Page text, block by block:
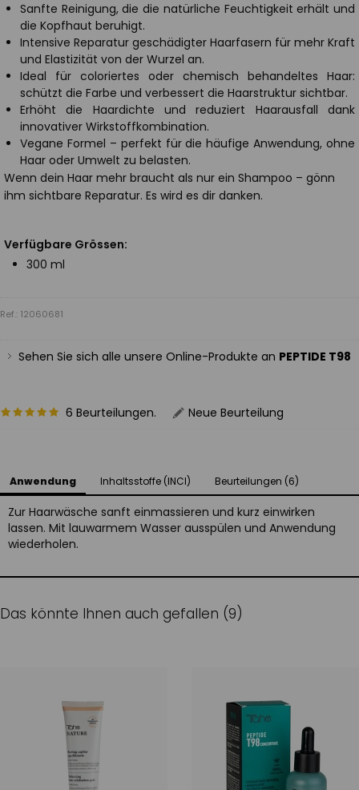
Sanfte Reinigung, die die natürliche Feuchtigkeit erhält und
die Kopfhaut beruhigt.
Intensive Reparatur geschädigter Haarfasern für mehr Kraft
und Elastizität von der Wurzel an.
Ideal für coloriertes oder chemisch behandeltes Haar:
schützt die Farbe und verbessert die Haarstruktur sichtbar.
Erhöht die Haardichte und reduziert Haarausfall dank
innovativer Wirkstoffkombination.
Vegane Formel – perfekt für die häufige Anwendung, ohne
Haar oder Umwelt zu belasten.
Wenn dein Haar mehr braucht als nur ein Shampoo – gönn
ihm sichtbare Reparatur. Es wird es dir danken.
Verfügbare Grössen:
300 ml
Ref.: 12060681
Sehen Sie sich alle unsere Online-Produkte an PEPTIDE T98
6 Beurteilungen. Neue Beurteilung
Anwendung Inhaltsstoffe (INCI) Beurteilungen (6)
Zur Haarwäsche sanft einmassieren und kurz einwirken
lassen. Mit lauwarmem Wasser ausspülen und Anwendung
wiederholen.
Das könnte Ihnen auch gefallen (9)